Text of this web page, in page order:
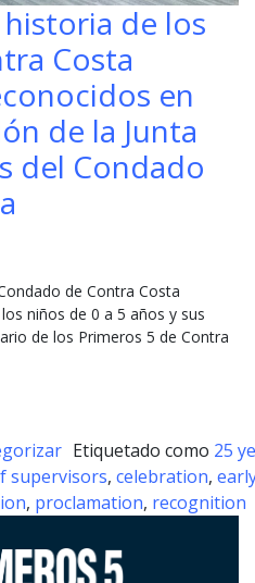
de los
Costa
en
de la Junta
del Condado
de Contra Costa
niños de 0 a 5 años y sus
de los Primeros 5 de Contra
Etiquetado como 25
supervisors, celebration,
, proclamation, recognition